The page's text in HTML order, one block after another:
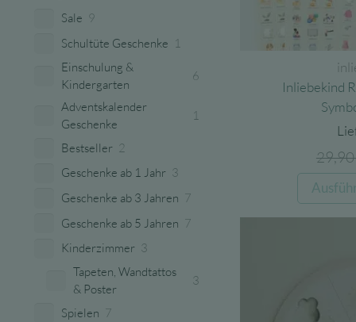
Sale 9
Schultüte Geschenke 1
Einschulung &
Kindergarten
6
Adventskalender
Geschenke
1
Bestseller 2
Geschenke ab 1 Jahr 3
Geschenke ab 3 Jahren 7
Geschenke ab 5 Jahren 7
Kinderzimmer 3
Tapeten, Wandtattos
& Poster
3
Spielen 7
Inliebekind